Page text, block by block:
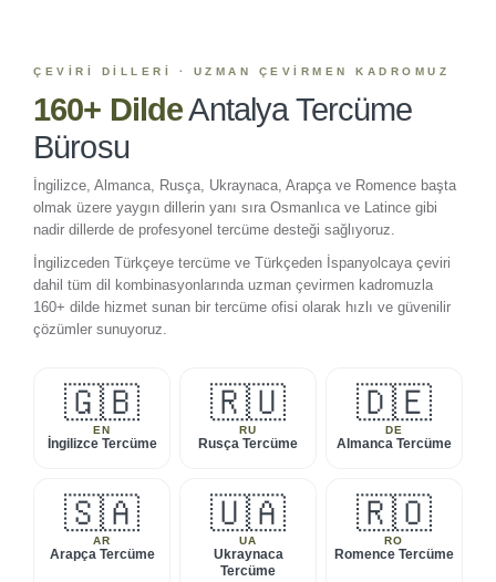
ÇEVIRI DILLERI · UZMAN ÇEVIRMEN KADROMUZ
160+ DildeAntalya Tercüme
Bürosu
İngilizce, Almanca, Rusça, Ukraynaca, Arapça ve Romence başta
olmak üzere yaygın dillerin yanı sıra Osmanlıca ve Latince gibi
nadir dillerde de profesyonel tercüme desteği sağlıyoruz.
İngilizceden Türkçeye tercüme ve Türkçeden İspanyolcaya çeviri
dahil tüm dil kombinasyonlarında uzman çevirmen kadromuzla
160+ dilde hizmet sunan bir tercüme ofisi olarak hızlı ve güvenilir
çözümler sunuyoruz.
🇬🇧
EN
İngilizce Tercüme
🇷🇺
RU
Rusça Tercüme
🇩🇪
DE
Almanca Tercüme
🇸🇦
AR
Arapça Tercüme
🇺🇦
UA
Ukraynaca
Tercüme
🇷🇴
RO
Romence Tercüme